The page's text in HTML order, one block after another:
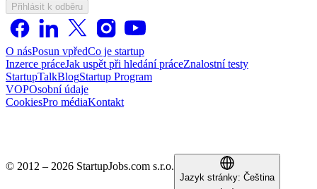
Přihlásit k odběru
O násPosun vpředCo je startup
Inzerce práceJak uspět při hledání práceZnalostní testy
StartupTalkBlogStartup Program
VOPOsobní údaje
CookiesPro médiaKontakt
© 2012 – 2026 StartupJobs.com s.r.o.
Jazyk stránky: Čeština